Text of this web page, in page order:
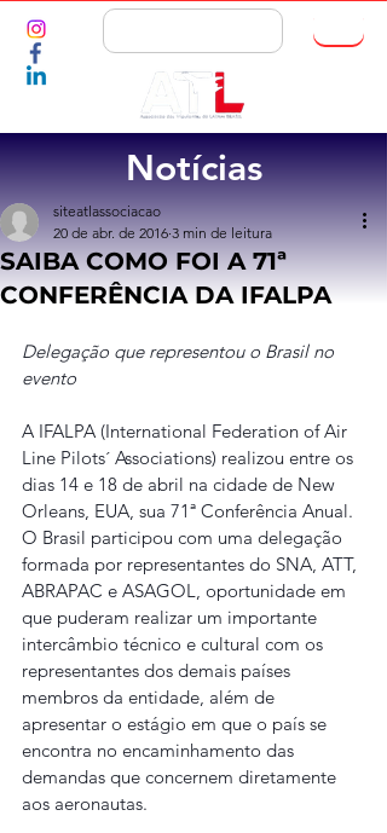
Notícias
SAIBA COMO FOI A 71ª
CONFERÊNCIA DA IFALPA
siteatlassociacao
20 de abr. de 2016 3 min de leitura
Delegação que representou o Brasil no
evento
A IFALPA (International Federation of Air
Line Pilots´ Associations) realizou entre os
dias 14 e 18 de abril na cidade de New
Orleans, EUA, sua 71ª Conferência Anual.
O Brasil participou com uma delegação
formada por representantes do SNA, ATT,
ABRAPAC e ASAGOL, oportunidade em
que puderam realizar um importante
intercâmbio técnico e cultural com os
representantes dos demais países
membros da entidade, além de
apresentar o estágio em que o país se
encontra no encaminhamento das
demandas que concernem diretamente
aos aeronautas.